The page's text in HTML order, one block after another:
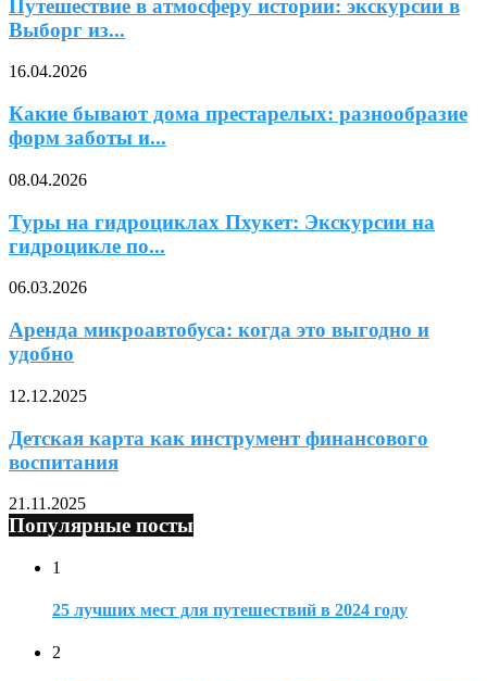
Путешествие в атмосферу истории: экскурсии в
Выборг из...
16.04.2026
Какие бывают дома престарелых: разнообразие
форм заботы и...
08.04.2026
Туры на гидроциклах Пхукет: Экскурсии на
гидроцикле по...
06.03.2026
Аренда микроавтобуса: когда это выгодно и
удобно
12.12.2025
Детская карта как инструмент финансового
воспитания
21.11.2025
Популярные посты
1
25 лучших мест для путешествий в 2024 году
2